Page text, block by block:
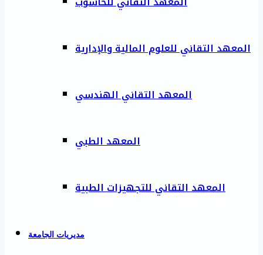
المعهد التقاني للعلوم المالية والإدارية
المعهد التقاني الهندسي
المعهد الطبي
المعهد التقاني للتجهيزات الطبية
مديريات الجامعة